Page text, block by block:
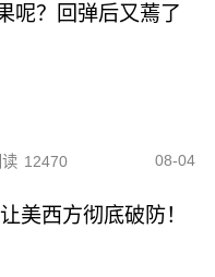
呢？回弹后又蔫了
12470 08-04
美西方彻底破防！